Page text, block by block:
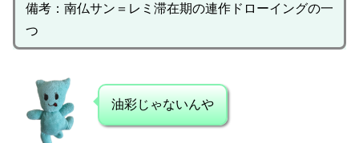
備考：南仏サン＝レミ滞在期の連作ドローイングの一
つ
油彩じゃないんや